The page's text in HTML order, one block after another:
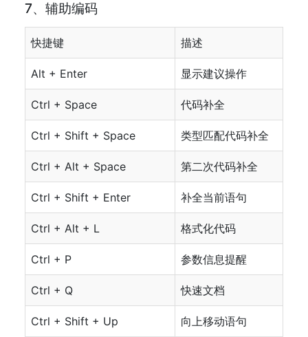
7、辅助编码
快捷键 描述
Alt + Enter 显示建议操作
Ctrl + Space 代码补全
Ctrl + Shift + Space 类型匹配代码补全
Ctrl + Alt + Space 第二次代码补全
Ctrl + Shift + Enter 补全当前语句
Ctrl + Alt + L 格式化代码
Ctrl + P 参数信息提醒
Ctrl + Q 快速文档
Ctrl + Shift + Up 向上移动语句